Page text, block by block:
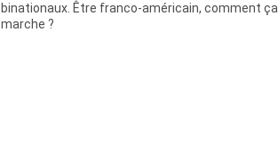
binationaux. Être franco-américain, comment ça
marche ?